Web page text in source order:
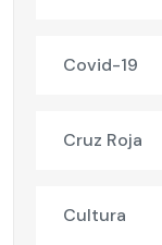
Covid-19
Cruz Roja
Cultura